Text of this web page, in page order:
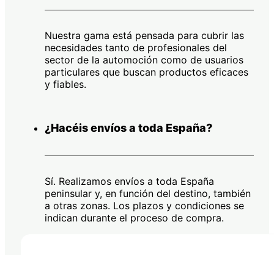
Nuestra gama está pensada para cubrir las
necesidades tanto de profesionales del
sector de la automoción como de usuarios
particulares que buscan productos eficaces
y fiables.
¿Hacéis envíos a toda España?
Sí. Realizamos envíos a toda España
peninsular y, en función del destino, también
a otras zonas. Los plazos y condiciones se
indican durante el proceso de compra.